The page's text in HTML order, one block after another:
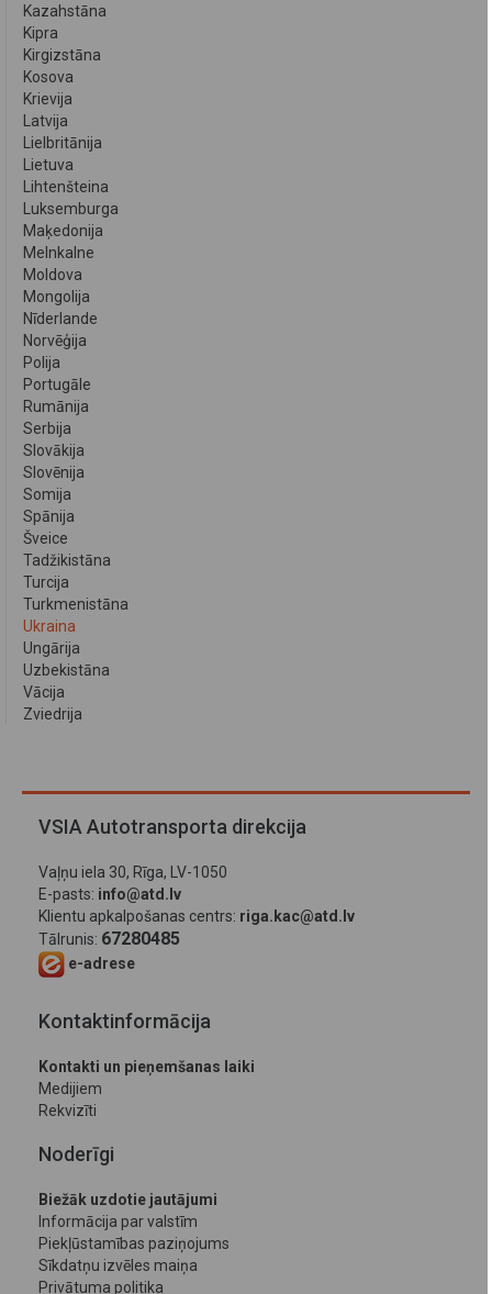
Kazahstāna
Kipra
Kirgizstāna
Kosova
Krievija
Latvija
Lielbritānija
Lietuva
Lihtenšteina
Luksemburga
Maķedonija
Melnkalne
Moldova
Mongolija
Nīderlande
Norvēģija
Polija
Portugāle
Rumānija
Serbija
Slovākija
Slovēnija
Somija
Spānija
Šveice
Tadžikistāna
Turcija
Turkmenistāna
Ukraina
Ungārija
Uzbekistāna
Vācija
Zviedrija
VSIA Autotransporta direkcija
Vaļņu iela 30, Rīga, LV-1050
E-pasts: info@atd.lv
Klientu apkalpošanas centrs: riga.kac@atd.lv
Tālrunis: 67280485
e-adrese
Kontaktinformācija
Kontakti un pieņemšanas laiki
Medijiem
Rekvizīti
Noderīgi
Biežāk uzdotie jautājumi
Informācija par valstīm
Piekļūstamības paziņojums
Sīkdatņu izvēles maiņa
Privātuma politika